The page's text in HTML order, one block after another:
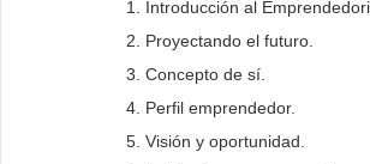
1. Introducción al
2. Proyectando el futuro.
3. Concepto de sí.
4. Perfil emprendedor.
5. Visión y oportunidad.